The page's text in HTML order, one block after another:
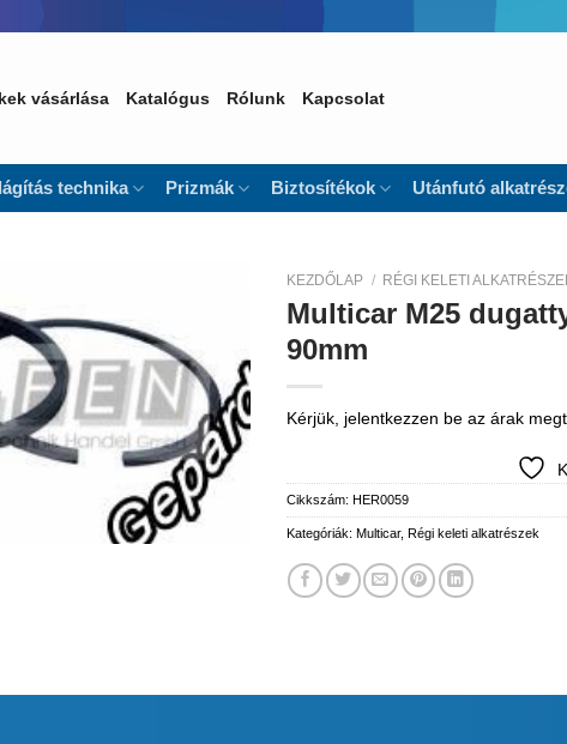
vásárlása Katalógus Rólunk Kapcsolat
technika Prizmák Biztosítékok Utánfutó
Kedvencekhez
KEZDŐLAP / RÉGI KELETI
Multicar M25
90mm
Kérjük, jelentkezzen be az árak
Cikkszám: HER0059
Kategóriák: Multicar, Régi keleti alkatrészek